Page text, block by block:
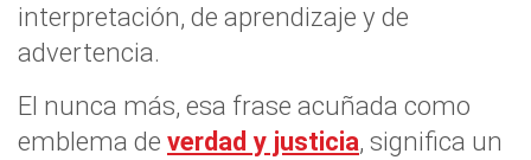
interpretación, de aprendizaje y de
advertencia.
El nunca más, esa frase acuñada como
emblema de verdad y justicia, significa un